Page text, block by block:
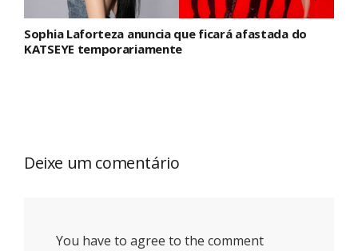
Sophia Laforteza anuncia que ficará afastada do
KATSEYE temporariamente
Deixe um comentário
You have to agree to the comment